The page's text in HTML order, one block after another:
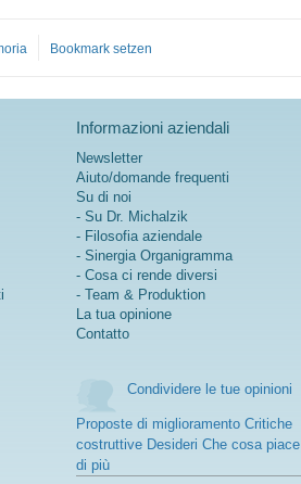
Bookmark setzen
Informazioni aziendali
Newsletter
Aiuto/domande frequenti
Su di noi
- Su Dr. Michalzik
- Filosofia aziendale
- Sinergia Organigramma
- Cosa ci rende diversi
- Team & Produktion
La tua opinione
Contatto
Condividere le tue opinioni
Proposte di miglioramento Critiche
costruttive Desideri Che cosa piace
di più